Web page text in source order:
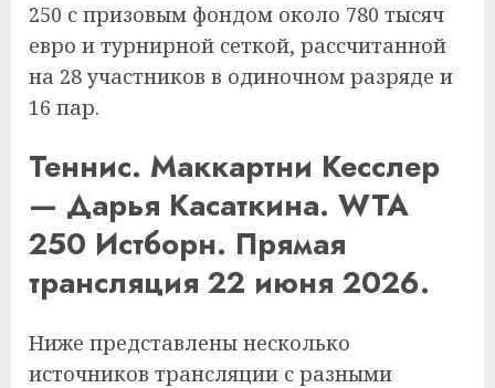
250 с призовым фондом около 780 тысяч
евро и турнирной сеткой, рассчитанной
на 28 участников в одиночном разряде и
16 пар.
Теннис. Маккартни Кесслер
— Дарья Касаткина. WTA
250 Истборн. Прямая
трансляция 22 июня 2026.
Ниже представлены несколько
источников трансляции с разными